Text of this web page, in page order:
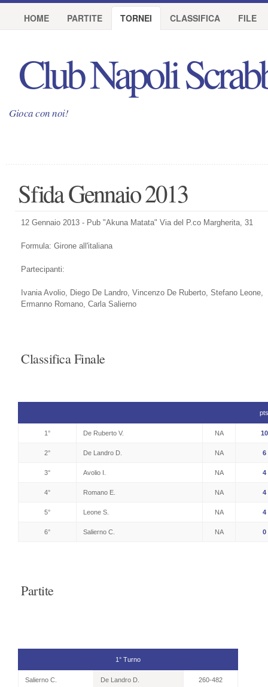
Club Napoli
Gioca con noi!
HOME PARTITE TORNEI CLASSIFICA FILE
Sfida Gennaio 2013
12 Gennaio 2013 - Pub "Akuna Matata" Via del P.co Margherita, 31
Formula: Girone all'italiana
Partecipanti:
Ivania Avolio, Diego De Landro, Vincenzo De Ruberto, Stefano Leone,
Ermanno Romano, Carla Salierno
Classifica Finale
pts
1° De Ruberto V. NA 10
2° De Landro D. NA 6
3° Avolio I. NA 4
4° Romano E. NA 4
5° Leone S. NA 4
6° Salierno C. NA 0
Partite
1° Turno
Salierno C. De Landro D. 260-482